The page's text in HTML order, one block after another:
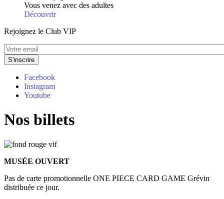
Vous venez avec des adultes
Découvrir
Rejoignez le Club VIP
Facebook
Instagram
Youtube
Nos billets
MUSÉE OUVERT
Pas de carte promotionnelle ONE PIECE CARD GAME Grévin
distribuée ce jour.